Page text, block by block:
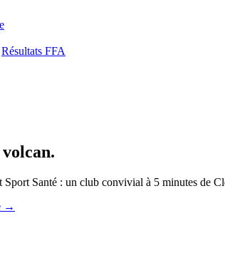
Résultats FFA
.
Santé : un club convivial à 5 minutes de
→